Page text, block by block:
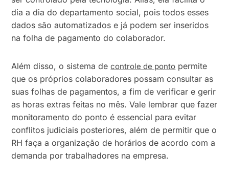
dia a dia do departamento social, pois todos esses
dados são automatizados e já podem ser inseridos
na folha de pagamento do colaborador.
Além disso, o sistema decontrole de ponto permite
que os próprios colaboradores possam consultar as
suas folhas de pagamentos, a fim de verificar e gerir
as horas extras feitas no mês. Vale lembrar que fazer
monitoramento do ponto é essencial para evitar
conflitos judiciais posteriores, além de permitir que o
RH faça a organização de horários de acordo com a
demanda por trabalhadores na empresa.